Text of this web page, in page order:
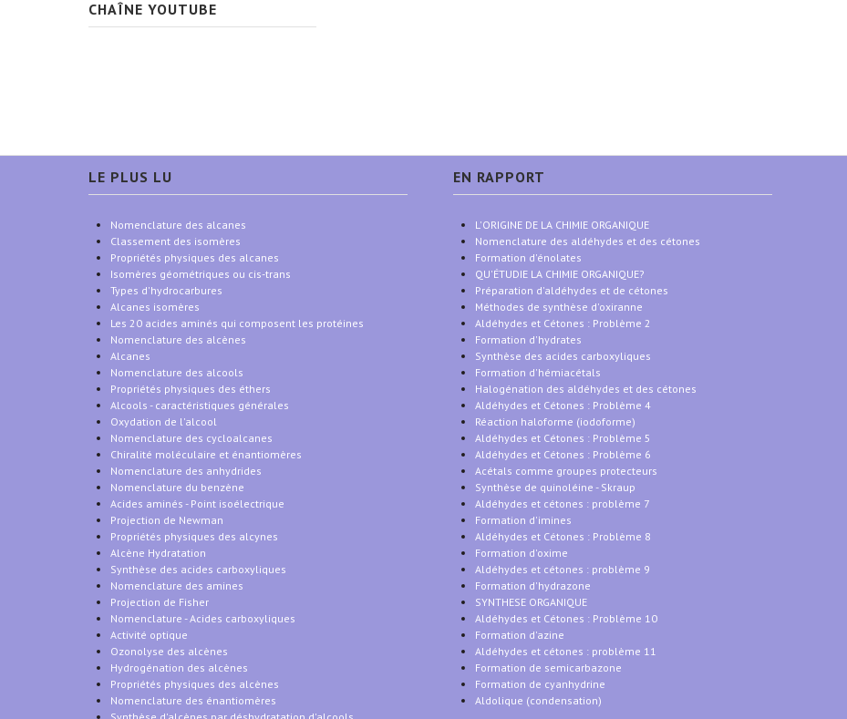
CHAÎNE YOUTUBE
LE PLUS LU
Nomenclature des alcanes
Classement des isomères
Propriétés physiques des alcanes
Isomères géométriques ou cis-trans
Types d'hydrocarbures
Alcanes isomères
Les 20 acides aminés qui composent les protéines
Nomenclature des alcènes
Alcanes
Nomenclature des alcools
Propriétés physiques des éthers
Alcools - caractéristiques générales
Oxydation de l'alcool
Nomenclature des cycloalcanes
Chiralité moléculaire et énantiomères
Nomenclature des anhydrides
Nomenclature du benzène
Acides aminés - Point isoélectrique
Projection de Newman
Propriétés physiques des alcynes
Alcène Hydratation
Synthèse des acides carboxyliques
Nomenclature des amines
Projection de Fisher
Nomenclature - Acides carboxyliques
Activité optique
Ozonolyse des alcènes
Hydrogénation des alcènes
Propriétés physiques des alcènes
Nomenclature des énantiomères
EN RAPPORT
L'ORIGINE DE LA CHIMIE ORGANIQUE
Nomenclature des aldéhydes et des cétones
Formation d'énolates
QU'ÉTUDIE LA CHIMIE ORGANIQUE?
Préparation d'aldéhydes et de cétones
Méthodes de synthèse d'oxiranne
Aldéhydes et Cétones : Problème 2
Formation d'hydrates
Synthèse des acides carboxyliques
Formation d'hémiacétals
Halogénation des aldéhydes et des cétones
Aldéhydes et Cétones : Problème 4
Réaction haloforme (iodoforme)
Aldéhydes et Cétones : Problème 5
Aldéhydes et Cétones : Problème 6
Acétals comme groupes protecteurs
Synthèse de quinoléine - Skraup
Aldéhydes et cétones : problème 7
Formation d'imines
Aldéhydes et Cétones : Problème 8
Formation d'oxime
Aldéhydes et cétones : problème 9
Formation d'hydrazone
SYNTHESE ORGANIQUE
Aldéhydes et Cétones : Problème 10
Formation d'azine
Aldéhydes et cétones : problème 11
Formation de semicarbazone
Formation de cyanhydrine
Aldolique (condensation)